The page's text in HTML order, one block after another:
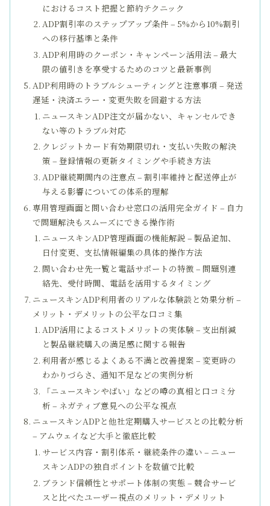
におけるコスト把握と節約テクニック
ADP割引率のステップアップ条件 – 5%から10%割引
への移行基準と条件
ADP利用時のクーポン・キャンペーン活用法 – 最大
限の値引きを享受するためのコツと最新事例
ADP利用時のトラブルシューティングと注意事項 – 発送
遅延・決済エラー・変更失敗を回避する方法
ニュースキンADP注文が届かない、キャンセルでき
ない等のトラブル対応
クレジットカード有効期限切れ・支払い失敗の解決
策 – 登録情報の更新タイミングや手続き方法
ADP継続期間内の注意点 – 割引率維持と配送停止が
与える影響についての体系的理解
専用管理画面と問い合わせ窓口の活用完全ガイド – 自力
で問題解決もスムーズにできる操作術
ニュースキンADP管理画面の機能解説 – 製品追加、
日付変更、支払情報編集の具体的操作方法
問い合わせ先一覧と電話サポートの特徴 – 問題別連
絡先、受付時間、電話を活用するタイミング
ニュースキンADP利用者のリアルな体験談と効果分析 –
メリット・デメリットの公平な口コミ集
ADP活用によるコストメリットの実体験 – 支出削減
と製品継続購入の満足感に関する報告
利用者が感じるよくある不満と改善提案 – 変更時の
わかりづらさ、通知不足などの実例分析
「ニュースキンやばい」などの噂の真相と口コミ分
析 – ネガティブ意見への公平な視点
ニュースキンADPと他社定期購入サービスとの比較分析
– アムウェイなど大手と徹底比較
サービス内容・割引体系・継続条件の違い – ニュー
スキンADPの独自ポイントを数値で比較
ブランド信頼性とサポート体制の実態 – 競合サービ
スと比べたユーザー視点のメリット・デメリット